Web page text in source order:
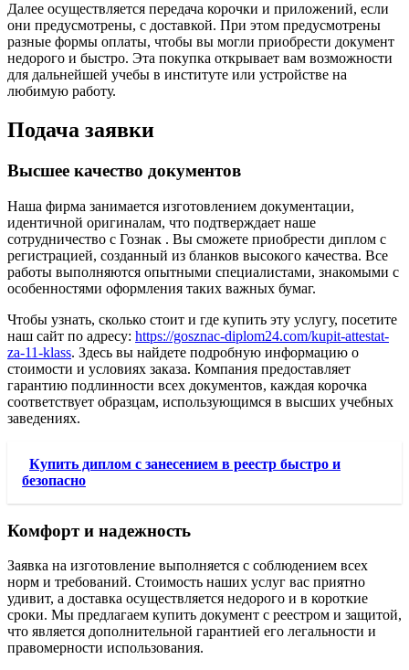
Далее осуществляется передача корочки и приложений, если
они предусмотрены, с доставкой. При этом предусмотрены
разные формы оплаты, чтобы вы могли приобрести документ
недорого и быстро. Эта покупка открывает вам возможности
для дальнейшей учебы в институте или устройстве на
любимую работу.
Подача заявки
Высшее качество документов
Наша фирма занимается изготовлением документации,
идентичной оригиналам, что подтверждает наше
сотрудничество с Гознак . Вы сможете приобрести диплом с
регистрацией, созданный из бланков высокого качества. Все
работы выполняются опытными специалистами, знакомыми с
особенностями оформления таких важных бумаг.
Чтобы узнать, сколько стоит и где купить эту услугу, посетите
наш сайт по адресу: https://gosznac-diplom24.com/kupit-attestat-
za-11-klass. Здесь вы найдете подробную информацию о
стоимости и условиях заказа. Компания предоставляет
гарантию подлинности всех документов, каждая корочка
соответствует образцам, использующимся в высших учебных
заведениях.
Купить диплом с занесением в реестр быстро и
безопасно
Комфорт и надежность
Заявка на изготовление выполняется с соблюдением всех
норм и требований. Стоимость наших услуг вас приятно
удивит, а доставка осуществляется недорого и в короткие
сроки. Мы предлагаем купить документ с реестром и защитой,
что является дополнительной гарантией его легальности и
правомерности использования.